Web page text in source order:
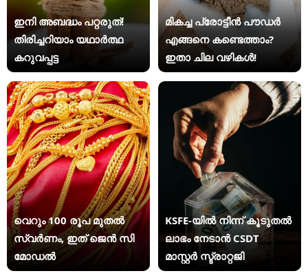
ഇനി അബദ്ധം പറ്റരുത്!
തിരിച്ചറിയാം യഥാര്‍ത്ഥ
കറുവപ്പട്ട
മികച്ച പ്രോട്ടീൻ പൗഡർ
എങ്ങനെ കണ്ടെത്താം?
ഇതാ ചില വഴികൾ!
വെറും 100 രൂപ മുതല്‍
സ്വർണം, ഇത് ജെൻ സി
മോഡൽ
KSFE-യില്‍ നിന്ന് കൂടുതല്‍
ലാഭം നേടാന്‍ CSDT
മാസ്റ്റര്‍ സ്ട്രാറ്റജി